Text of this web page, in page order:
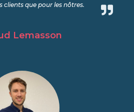
clients que pour les nôtres.
Lemasson